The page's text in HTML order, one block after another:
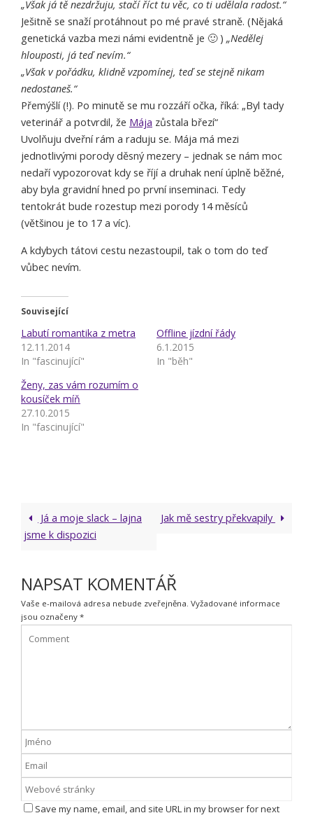
„Však já tě nezdržuju, stačí říct tu věc, co ti udělala radost.“
Ješitně se snaží protáhnout po mé pravé straně. (Nějaká
genetická vazba mezi námi evidentně je 🙂 ) „Nedělej
hlouposti, já teď nevím.“
„Však v pořádku, klidně vzpomínej, teď se stejně nikam
nedostaneš.“
Přemýšlí (!). Po minutě se mu rozzáří očka, říká: „Byl tady
veterinář a potvrdil, že Mája zůstala březí“
Uvolňuju dveřní rám a raduju se. Mája má mezi
jednotlivými porody děsný mezery – jednak se nám moc
nedaří vypozorovat kdy se říjí a druhak není úplně běžné,
aby byla gravidní hned po první inseminaci. Tedy
tentokrát bude rozestup mezi porody 14 měsíců
(většinou je to 17 a víc).
A kdybych tátovi cestu nezastoupil, tak o tom do teď
vůbec nevím.
Související
Labutí romantika z metra
12.11.2014
In "fascinující"
Offline jízdní řády
6.1.2015
In "běh"
Ženy, zas vám rozumím o
kousíček míň
27.10.2015
In "fascinující"
Já a moje slack – lajna
jsme k dispozici
Jak mě sestry překvapily
NAPSAT KOMENTÁŘ
Vaše e-mailová adresa nebude zveřejněna. Vyžadované informace
jsou označeny *
Save my name, email, and site URL in my browser for next